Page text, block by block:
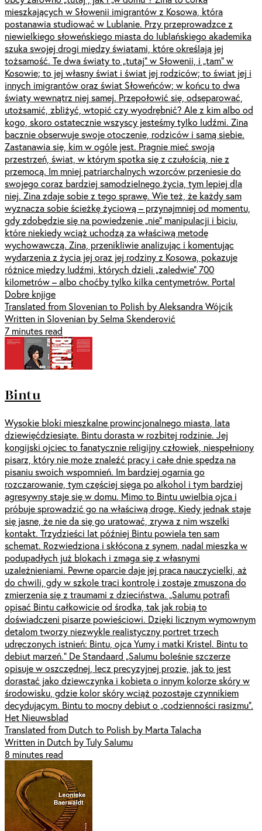
mieszkających w Słowenii imigrantów z Kosowa, która
postanawia studiować w Lublanie. Przy przeprowadzce z
niewielkiego słoweńskiego miasta do lublańskiego akademika
szuka swojej drogi między światami, które określają jej
tożsamość. Te dwa światy to „tutaj” w Słowenii, i „tam” w
Kosowie; to jej własny świat i świat jej rodziców; to świat jej i
innych imigrantów oraz świat Słoweńców; w końcu to dwa
światy wewnątrz niej samej. Przepołowić się, odseparować,
utożsamić, zbliżyć, wtopić czy wyodrębnić? Ale z kim albo od
kogo, skoro ostatecznie wszyscy jesteśmy tylko ludźmi. Zina
bacznie obserwuje swoje otoczenie, rodziców i samą siebie.
Zastanawia się, kim w ogóle jest. Pragnie mieć swoją
przestrzeń, świat, w którym spotka się z czułością, nie z
przemocą. Im mniej patriarchalnych wzorców przeniesie do
swojego coraz bardziej samodzielnego życia, tym lepiej dla
niej. Zina zdaje sobie z tego sprawę. Wie też, że każdy sam
wyznacza sobie ścieżkę życiową – przynajmniej od momentu,
gdy zdobędzie się na powiedzenie „nie” manipulacji i biciu,
które niekiedy wciąż uchodzą za właściwą metodę
wychowawczą. Zina, przenikliwie analizując i komentując
wydarzenia z życia jej oraz jej rodziny z Kosowa, pokazuje
różnice między ludźmi, których dzieli „zaledwie” 700
kilometrów – albo choćby tylko kilka centymetrów. Portal
Dobre knjige
Translated from Slovenian to Polish by Aleksandra Wójcik
Written in Slovenian by Selma Skenderović
7 minutes read
Bintu
Wysokie bloki mieszkalne prowincjonalnego miasta, lata
dziewięćdziesiąte. Bintu dorasta w rozbitej rodzinie. Jej
kongijski ojciec to fanatycznie religijny człowiek, niespełniony
pisarz, który nie może znaleźć pracy i całe dnie spędza na
pisaniu swoich wspomnień. Im bardziej ogarnia go
rozczarowanie, tym częściej sięga po alkohol i tym bardziej
agresywny staje się w domu. Mimo to Bintu uwielbia ojca i
próbuje sprowadzić go na właściwą drogę. Kiedy jednak staje
się jasne, że nie da się go uratować, zrywa z nim wszelki
kontakt. Trzydzieści lat później Bintu powiela ten sam
schemat. Rozwiedziona i skłócona z synem, nadal mieszka w
podupadłych już blokach i zmaga się z własnymi
uzależnieniami. Pewne oparcie daje jej praca nauczycielki, aż
do chwili, gdy w szkole traci kontrolę i zostaje zmuszona do
zmierzenia się z traumami z dzieciństwa. „Salumu potrafi
opisać Bintu całkowicie od środka, tak jak robią to
doświadczeni pisarze powieściowi. Dzięki licznym wymownym
detalom tworzy niezwykle realistyczny portret trzech
udręczonych istnień: Bintu, ojca Yumy i matki Kristel. Bintu to
debiut marzeń.” De Standaard „Salumu boleśnie szczerze
opisuje w oszczędnej, lecz precyzyjnej prozie, jak to jest
dorastać jako dziewczynka i kobieta o innym kolorze skóry w
środowisku, gdzie kolor skóry wciąż pozostaje czynnikiem
decydującym. Bintu to mocny debiut o „codzienności rasizmu”.
Het Nieuwsblad
Translated from Dutch to Polish by Marta Talacha
Written in Dutch by Tuly Salumu
8 minutes read